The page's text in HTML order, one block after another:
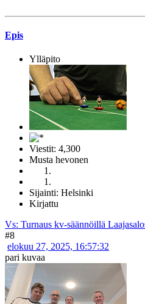
Epis
Ylläpito
Viestit: 4,300
Musta hevonen
Sijainti: Helsinki
Kirjattu
Vs: Turnaus kv-säännöillä
#8
elokuu 27, 2025, 16:57:32
pari kuvaa